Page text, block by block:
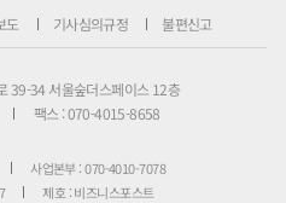
도 기사심의규정 불편신고
39-34 서울숲더스페이스 12층
팩스 : 070-4015-8658
사업본부 : 070-4010-7078
제호 : 비즈니스포스트